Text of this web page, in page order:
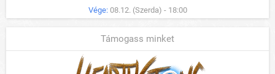
Vége: 08.12. (Szerda) - 18:00
Támogass minket